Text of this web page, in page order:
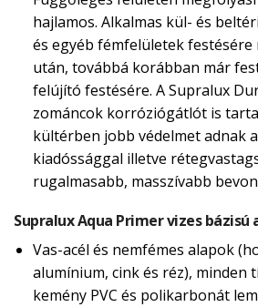
hajlamos. Alkalmas kül- és
és egyéb fémfelületek festésére
után, továbbá korábban már
felújító festésére. A Supralux
zománcok korróziógátlót is
kültérben jobb védelmet adnak
kiadóssággal illetve
rugalmasabb, masszívabb
Supralux Aqua Primer vizes bázisú
Vas-acél és nemfémes alapok
alumínium, cink és réz), minden
kemény PVC és polikarbonát